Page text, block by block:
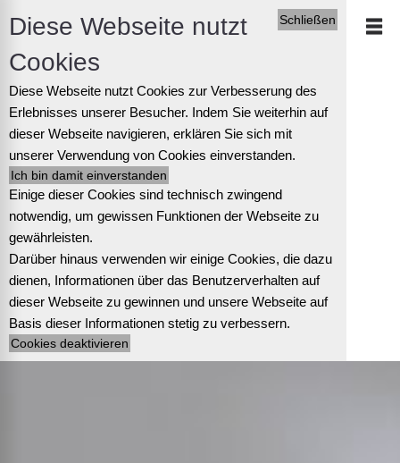
Schließen
Diese Webseite nutzt
Cookies
Diese Webseite nutzt Cookies zur Verbesserung des
Erlebnisses unserer Besucher. Indem Sie weiterhin auf
dieser Webseite navigieren, erklären Sie sich mit
unserer Verwendung von Cookies einverstanden.
Einige dieser Cookies sind technisch zwingend
notwendig, um gewissen Funktionen der Webseite zu
gewährleisten.
Darüber hinaus verwenden wir einige Cookies, die dazu
dienen, Informationen über das Benutzerverhalten auf
dieser Webseite zu gewinnen und unsere Webseite auf
Basis dieser Informationen stetig zu verbessern.